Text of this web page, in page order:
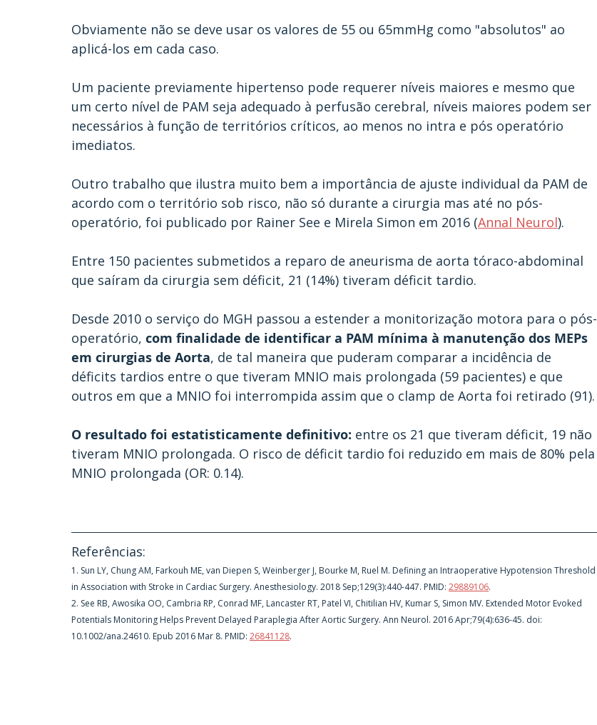
Obviamente não se deve usar os valores de 55 ou 65mmHg como "absolutos" ao
aplicá-los em cada caso.
Um paciente previamente hipertenso pode requerer níveis maiores e mesmo que
um certo nível de PAM seja adequado à perfusão cerebral, níveis maiores podem ser
necessários à função de territórios críticos, ao menos no intra e pós operatório
imediatos.
Outro trabalho que ilustra muito bem a importância de ajuste individual da PAM de
acordo com o território sob risco, não só durante a cirurgia mas até no pós-
operatório, foi publicado por Rainer See e Mirela Simon em 2016 (Annal Neurol).
Entre 150 pacientes submetidos a reparo de aneurisma de aorta tóraco-abdominal
que saíram da cirurgia sem déficit, 21 (14%) tiveram déficit tardio.
Desde 2010 o serviço do MGH passou a estender a monitorização motora para o pós-
operatório, com finalidade de identificar a PAM mínima à manutenção dos MEPs
em cirurgias de Aorta, de tal maneira que puderam comparar a incidência de
déficits tardios entre o que tiveram MNIO mais prolongada (59 pacientes) e que
outros em que a MNIO foi interrompida assim que o clamp de Aorta foi retirado (91).
O resultado foi estatisticamente definitivo: entre os 21 que tiveram déficit, 19 não
tiveram MNIO prolongada. O risco de déficit tardio foi reduzido em mais de 80% pela
MNIO prolongada (OR: 0.14).
Referências:
1. Sun LY, Chung AM, Farkouh ME, van Diepen S, Weinberger J, Bourke M, Ruel M. Defining an Intraoperative Hypotension Threshold
in Association with Stroke in Cardiac Surgery. Anesthesiology. 2018 Sep;129(3):440-447. PMID: 29889106.
2. See RB, Awosika OO, Cambria RP, Conrad MF, Lancaster RT, Patel VI, Chitilian HV, Kumar S, Simon MV. Extended Motor Evoked
Potentials Monitoring Helps Prevent Delayed Paraplegia After Aortic Surgery. Ann Neurol. 2016 Apr;79(4):636-45. doi:
10.1002/ana.24610. Epub 2016 Mar 8. PMID: 26841128.